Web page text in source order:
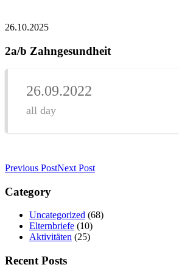
26.10.2025
2a/b Zahngesundheit
26.09.2022
all day
Previous PostNext Post
Category
Uncategorized (68)
Elternbriefe (10)
Aktivitäten (25)
Recent Posts